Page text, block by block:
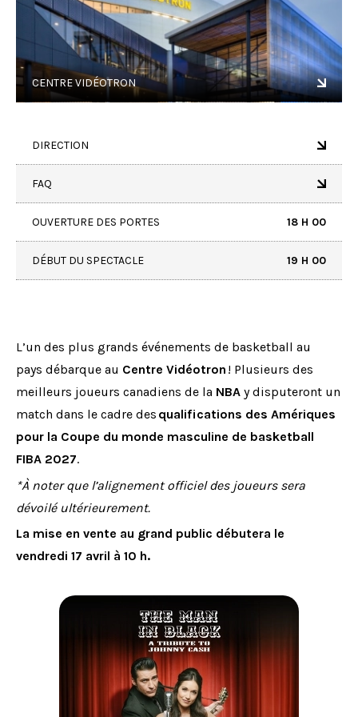
L’un des plus grands événements de basketball au
pays débarque au Centre Vidéotron ! Plusieurs des
meilleurs joueurs canadiens de la NBA y disputeront un
match dans le cadre des qualifications des Amériques
pour la Coupe du monde masculine de basketball
FIBA 2027.
*À noter que l’alignement officiel des joueurs sera
dévoilé ultérieurement.
La mise en vente au grand public débutera le
vendredi 17 avril à 10 h.
CENTRE VIDÉOTRON
DIRECTION
FAQ
OUVERTURE DES PORTES 18 H 00
DÉBUT DU SPECTACLE 19 H 00